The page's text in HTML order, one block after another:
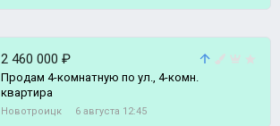
2 460 000 ₽
Продам 4-комнатную по ул., 4-комн.
квартира
Новотроицк 6 августа 12:45